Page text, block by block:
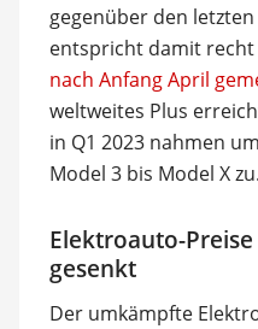
gegenüber den
entspricht damit recht
nach Anfang April
weltweites Plus
in Q1 2023 nahmen
Model 3 bis Model X zu.
Elektroauto-
gesenkt
Der umkämpfte